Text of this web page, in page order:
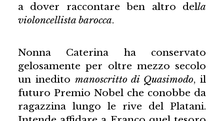
a dover raccontare ben altro della
violoncellista barocca.
Nonna Caterina ha conservato
gelosamente per oltre mezzo secolo
un inedito manoscritto di Quasimodo, il
futuro Premio Nobel che conobbe da
ragazzina lungo le rive del Platani.